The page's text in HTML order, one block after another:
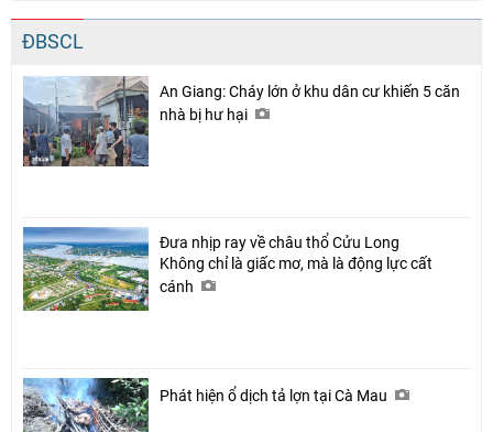
ĐBSCL
An Giang: Cháy lớn ở khu dân cư khiến 5 căn
nhà bị hư hại
Đưa nhịp ray về châu thổ Cửu Long
Không chỉ là giấc mơ, mà là động lực cất
cánh
Phát hiện ổ dịch tả lợn tại Cà Mau